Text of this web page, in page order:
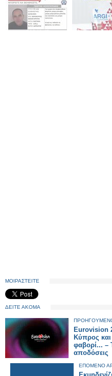
ΜΟΙΡΑΣΤΕΙΤΕ
ΔΕΙΤΕ ΑΚΟΜΑ
Eurovision
Κύπρος
φαβορί... –
αποδόσεις
ΕΠΟΜΕΝΟ